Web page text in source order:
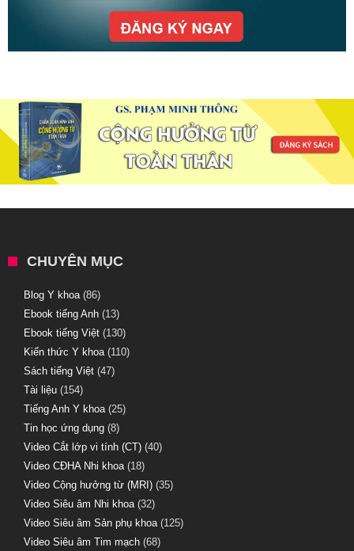
CHUYÊN MỤC
Blog Y khoa(86)
Ebook tiếng Anh (13)
Ebook tiếng Việt (130)
Kiến thức Y khoa(110)
Sách tiếng Việt (47)
Tài liệu (154)
Tiếng Anh Y khoa(25)
Tin học ứng dụng (8)
Video Cắt lớp vi tính (CT) (40)
Video CĐHA Nhi khoa(18)
Video Cộng hưởng từ (MRI) (35)
Video Siêu âm Nhi khoa(32)
Video Siêu âm Sản phụ khoa(125)
Video Siêu âm Tim mạch (68)